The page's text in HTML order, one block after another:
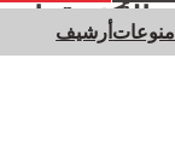
منوعات أرشيف
الأكثر قراءة